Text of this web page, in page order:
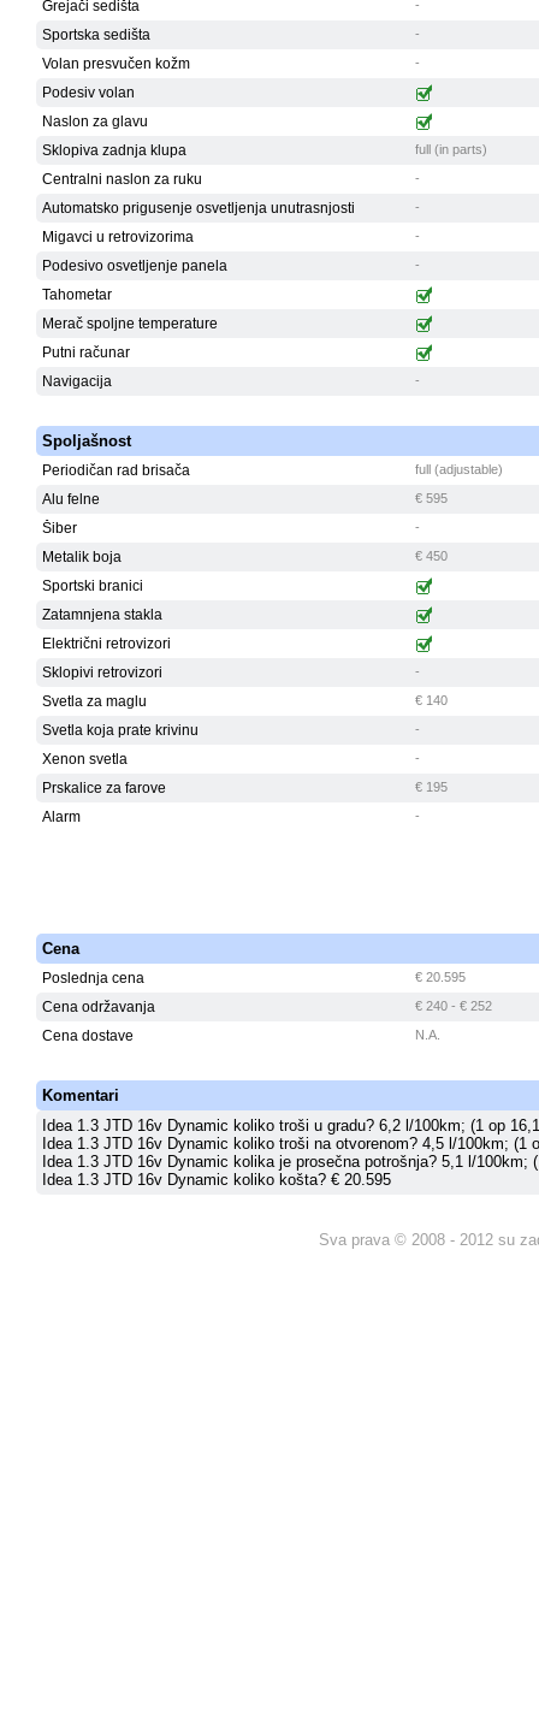
Grejači sedišta -
Sportska sedišta -
Volan presvučen kožm -
Podesiv volan
Naslon za glavu
Sklopiva zadnja klupa
full (in parts)
Centralni naslon za ruku -
Automatsko prigusenje osvetljenja unutrasnjosti -
Migavci u retrovizorima -
Podesivo osvetljenje panela -
Tahometar
Merač spoljne temperature
Putni računar
Navigacija
-
Spoljašnost
Periodičan rad brisača full (adjustable)
Alu felne € 595
Šiber -
Metalik boja € 450
Sportski branici
Zatamnjena stakla
Električni retrovizori
Sklopivi retrovizori
-
Svetla za maglu € 140
Svetla koja prate krivinu -
Xenon svetla -
Prskalice za farove € 195
Alarm -
Cena
Poslednja cena € 20.595
Cena održavanja € 240 - € 252
Cena dostave N.A.
Komentari
Idea 1.3 JTD 16v Dynamic koliko troši u gradu? 6,2 l/100km; (1 op
Idea 1.3 JTD 16v Dynamic koliko troši na otvorenom? 4,5 l/100km; (1
Idea 1.3 JTD 16v Dynamic kolika je prosečna potrošnja? 5,1 l/100km;
Idea 1.3 JTD 16v Dynamic koliko košta? € 20.595
Sva prava © 2008 - 2012 su